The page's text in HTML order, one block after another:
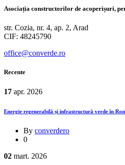
Asociația constructorilor de acoperișuri,
str. Cozia, nr. 4, ap. 2, Arad
CIF: 48245790
office@converde.ro
Recente
17 apr. 2026
Energie regenerabilă și infrastructură verde în
By converdero
0
02 mart. 2026